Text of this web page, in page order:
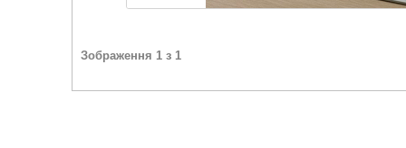
Зображення 1 з 1